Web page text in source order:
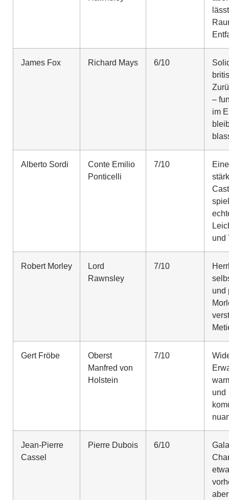
James Fox Richard Mays 6/10
–
im
Alberto Sordi
Conte Emilio
Ponticelli
7/10
und
Robert Morley
Lord
Rawnsley
7/10
und
Gert Fröbe
Oberst
Manfred von
Holstein
7/10
und
Jean-Pierre
Cassel
Pierre Dubois 6/10